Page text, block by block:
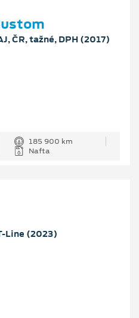
ČR, tažné, DPH (2017)
185 900 km
Nafta
Line (2023)